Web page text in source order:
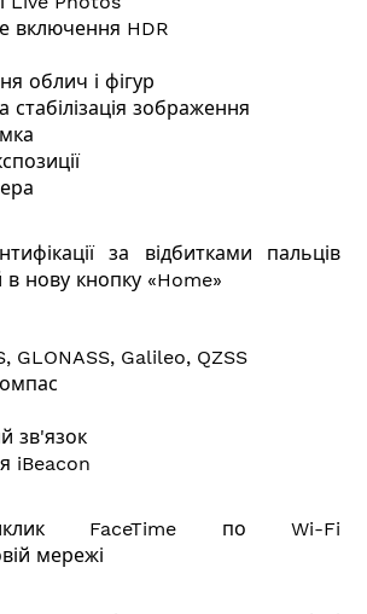
включення HDR
облич і фігур
стабілізація зображення
за відбитками пальців
в нову кнопку «Home»
GLONASS, Galileo, QZSS
зв'язок
iBeacon
FaceTime по Wi-Fi
мережі